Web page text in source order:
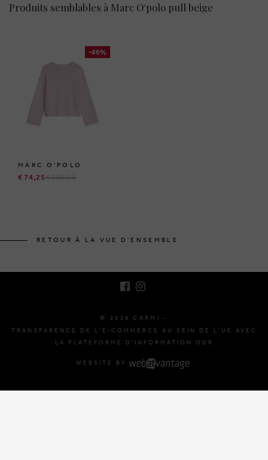
Produits semblables à Marc O'polo pull beige
-46%
MARC O'POLO
€ 74,25€ 139,95
RETOUR À LA VUE D'ENSEMBLE
© 2026 CARMI -
TRANSPARENCE DE L'E-COMMERCE AU SEIN DE L'UE AVEC
LA PLATEFORME D'INFORMATION ODR
WEBSITE BY